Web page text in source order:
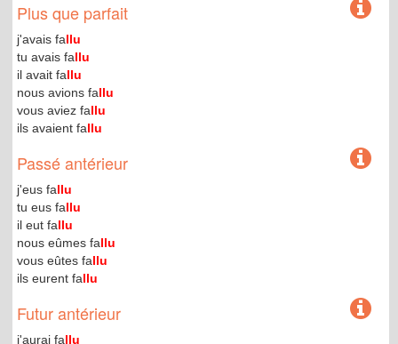
Plus que parfait
j'avais fallu
tu avais fallu
il avait fallu
nous avions fallu
vous aviez fallu
ils avaient fallu
Passé antérieur
j'eus fallu
tu eus fallu
il eut fallu
nous eûmes fallu
vous eûtes fallu
ils eurent fallu
Futur antérieur
j'aurai fallu